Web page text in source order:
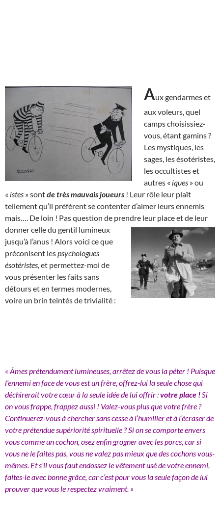
Aux gendarmes et
aux voleurs, quel
camps choisissiez-
vous, étant gamins ?
Les mystiques, les
sages, les ésotéristes,
les occultistes et
autres « iques » ou
« istes » sontde très mauvais joueurs ! Leur rôle leur plaît
tellement qu’il préfèrent se contenter d’aimer leurs ennemis
mais…. De loin ! Pas question de prendre leur place et de leur
donner celle du gentil lumineux
jusqu’à l’anus ! Alors voici ce que
préconisent lespsychologues
ésotéristes , et permettez-moi de
vous présenter les faits sans
détours et en termes modernes,
voire un brin teintés de trivialité :
« Âmes prétendument lumineuses, arrêtez de vous la péter ! Puisque
l’ennemi en face de vous est un frère, offrez-lui la seule chose qui
déchirerait votre cœur à la seule idée de lui offrir :votre place ! Si
on vous frappe, frappez aussi ! Valez-vous plus que votre frère ?
Continuerez-vous à chercher sans cesse à l’humilier et à l’écraser de
votre prétendue supériorité spirituelle ? Si on se comporte envers
vous comme un cochon, osez enfin grogner avec les porcs, car si
vous ne le faites pas, vous ne valez pas mieux que des cochons vous-
mêmes. Et s’il vous faut endossez le vêtement usé de votre ennemi,
faites-le avec bonne grâce, car c’est pour vous la seule façon de lui
prouver que vous le respectez vraiment. »